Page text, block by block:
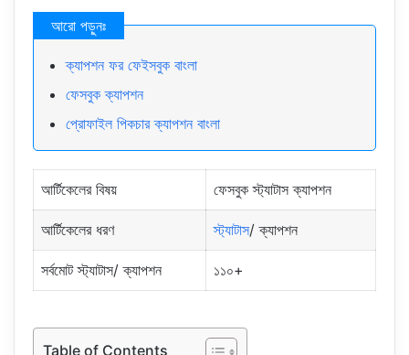
ক্যাপশন ফর ফেইসবুক বাংলা
ফেসবুক ক্যাপশন
প্রোফাইল পিকচার ক্যাপশন বাংলা
আর্টিকেলের বিষয় ফেসবুক স্ট্যাটাস ক্যাপশন
আর্টিকেলের ধরণ স্ট্যাটাস/ ক্যাপশন
সর্বমোট স্ট্যাটাস/ ক্যাপশন ১১০+
Table of Contents